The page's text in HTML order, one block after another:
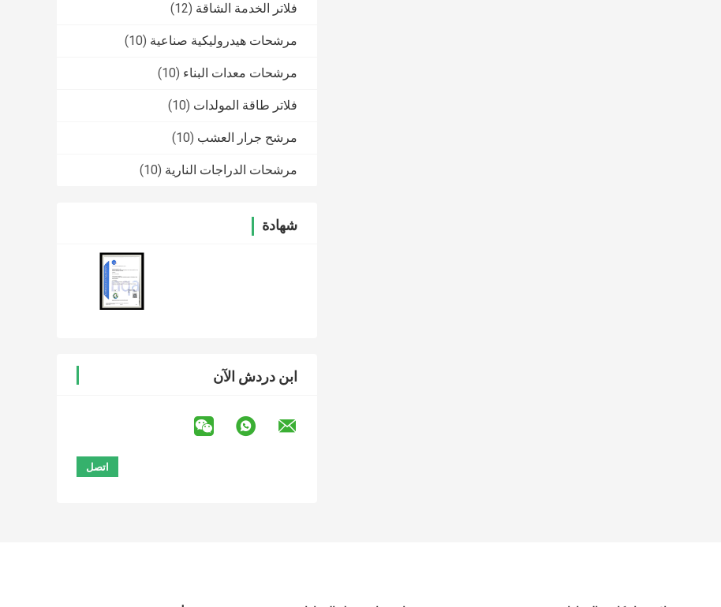
فلاتر الخدمة الشاقة (12)
مرشحات هيدروليكية صناعية (10)
مرشحات معدات البناء (10)
فلاتر طاقة المولدات (10)
مرشح جرار العشب (10)
مرشحات الدراجات النارية (10)
شهادة
ابن دردش الآن